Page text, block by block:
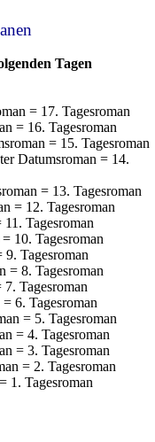
Tagen
= 17. Tagesroman
= 16. Tagesroman
= 15. Tagesroman
Datumsroman = 14.
= 13. Tagesroman
= 12. Tagesroman
Tagesroman
10. Tagesroman
Tagesroman
= 8. Tagesroman
Tagesroman
6. Tagesroman
= 5. Tagesroman
= 4. Tagesroman
= 3. Tagesroman
= 2. Tagesroman
1. Tagesroman